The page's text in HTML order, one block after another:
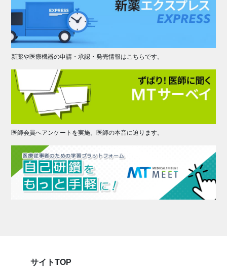
新薬や医療機器の申請・承認・発売情報はこちらです。
医師会員へアンケートを実施。医師の本音に迫ります。
サイトTOP